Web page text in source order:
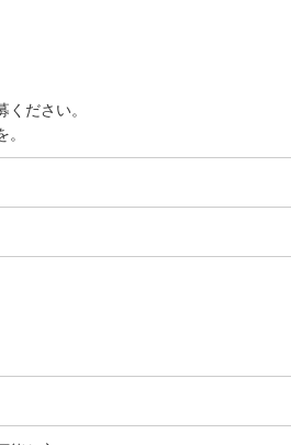
ださい。